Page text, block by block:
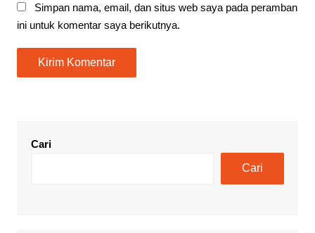
Simpan nama, email, dan situs web saya pada peramban
ini untuk komentar saya berikutnya.
Cari
Cari